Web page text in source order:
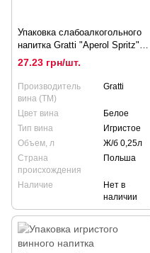
Упаковка слабоалкогольного
напитка Gratti "Aperol Spritz",
0,25л х 24шт.
27.23 грн/шт.
Производитель
вина (ТМ)
Gratti
Цвет вина
Белое
Тип вина
Игристое
Объем, л
Ж/б 0,25л
Страна
происхождения
Польша
Наличие
Нет в
наличии